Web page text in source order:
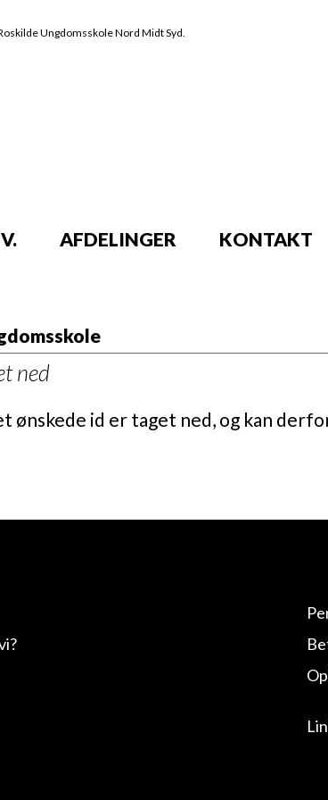
AFDELINGER KONTAKT
ned
ønskede id er taget ned, og kan